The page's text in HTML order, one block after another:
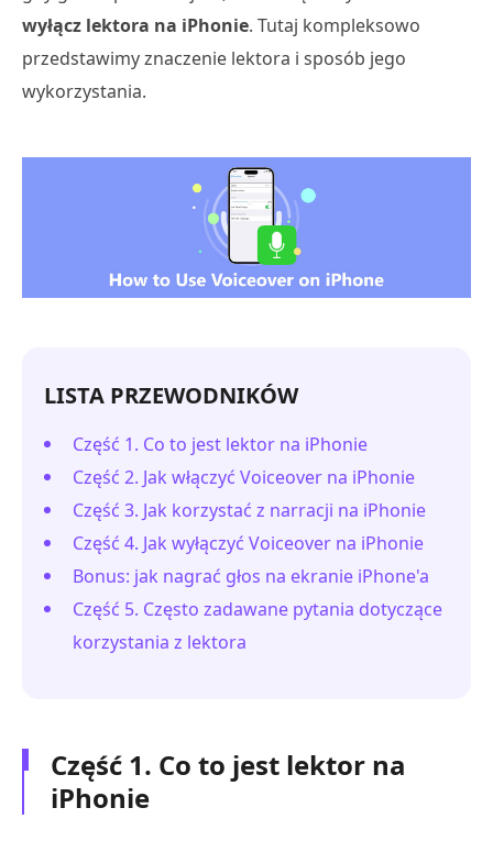
wyłącz lektora na iPhonie. Tutaj kompleksowo
przedstawimy znaczenie lektora i sposób jego
wykorzystania.
LISTA PRZEWODNIKÓW
Część 1. Co to jest lektor na iPhonie
Część 2. Jak włączyć Voiceover na iPhonie
Część 3. Jak korzystać z narracji na iPhonie
Część 4. Jak wyłączyć Voiceover na iPhonie
Bonus: jak nagrać głos na ekranie iPhone'a
Część 5. Często zadawane pytania dotyczące
korzystania z lektora
Część 1. Co to jest lektor na
iPhonie